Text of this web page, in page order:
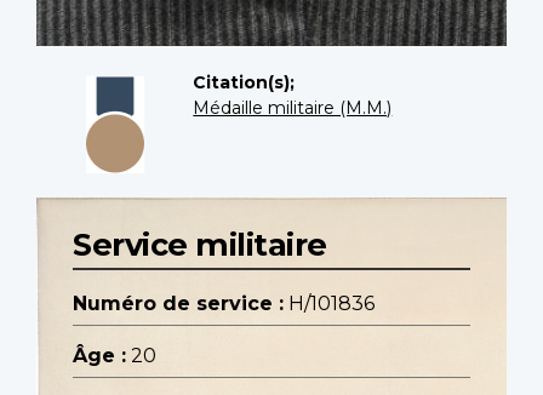
Citation(s);
Médaille militaire (M.M.)
Service militaire
Numéro de service : H/101836
Âge : 20